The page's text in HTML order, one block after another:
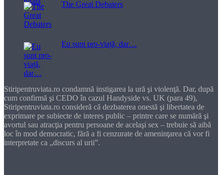
The Great Debaters
Eu sunt pro-viață, dar…
Stiripentruviata.ro condamnă instigarea la ură şi violenţă. Dar, după
cum confirmă şi CEDO în cazul Handyside vs. UK (para 49),
Stiripentruviata.ro consideră că dezbaterea onestă şi libertatea de
exprimare pe subiecte de interes public – printre care se numără şi
avortul sau atracţia pentru persoane de acelaşi sex – trebuie să aibă
loc în mod democratic, fără a fi cenzurate de ameninţarea că vor fi
interpretate ca „discurs al urii”.